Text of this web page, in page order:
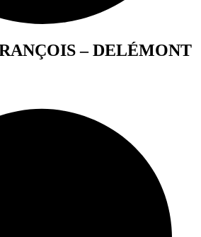
– DELÉMONT